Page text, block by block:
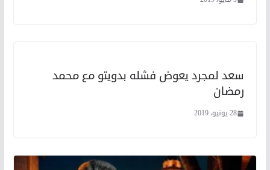
سعد لمجرد يعوض فشله بدويتو مع محمد
رمضان
28 يونيو، 2019